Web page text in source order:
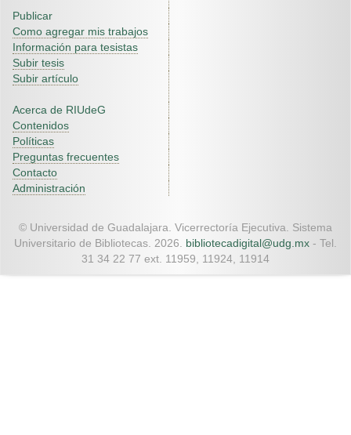
Publicar
Como agregar mis trabajos
Información para tesistas
Subir tesis
Subir artículo
Acerca de RIUdeG
Contenidos
Políticas
Preguntas frecuentes
Contacto
Administración
© Universidad de Guadalajara. Vicerrectoría Ejecutiva. Sistema
Universitario de Bibliotecas. 2026. bibliotecadigital@udg.mx - Tel.
31 34 22 77 ext. 11959, 11924, 11914